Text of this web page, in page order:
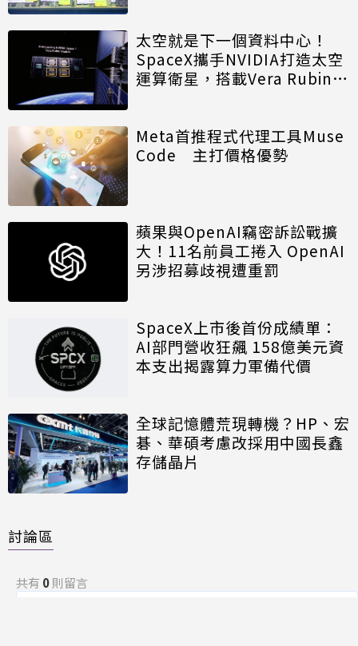
太空就是下一個資料中心！
SpaceX攜手NVIDIA打造太空
運算衛星，搭載Vera Rubin運
Meta首推程式代理工具Muse
Code 主打價格優勢
蘋果與OpenAI竊密訴訟戰擴
大！11名前員工捲入 OpenAI
另涉招募歧視遭重罰
SpaceX上市後首份成績單：
AI部門營收狂飆 158億美元資
本支出揭露算力軍備代價
全球記憶體荒現轉機？HP、宏
碁、華碩考慮改採用中國長鑫
存儲晶片
討論區
共有 0則留言